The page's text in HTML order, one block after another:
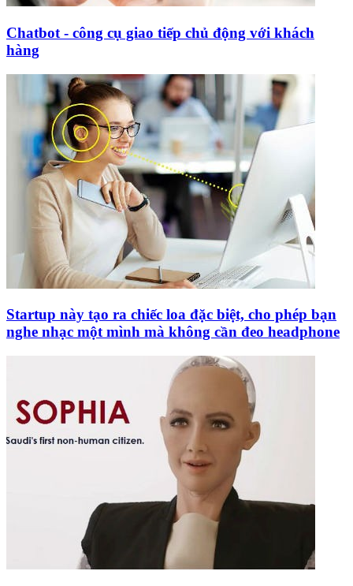
Chatbot - công cụ giao tiếp chủ động với khách
hàng
Startup này tạo ra chiếc loa đặc biệt, cho phép bạn
nghe nhạc một mình mà không cần đeo headphone